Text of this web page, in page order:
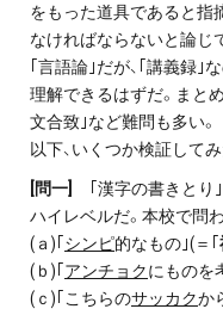
をもった道具であると指
なければならないと論じ
｢言語論｣だが、｢講義録｣
理解できるはずだ。まと
文合致｣など難問も多い。
以下、いくつか検証してみ
[問一]
｢漢字の書きとり
ハイレベルだ。本校で問
(ａ)｢ シンピ的なもの｣(＝｢
(ｂ)｢ アンチョクにものを
(ｃ)｢こちらのサッカクか